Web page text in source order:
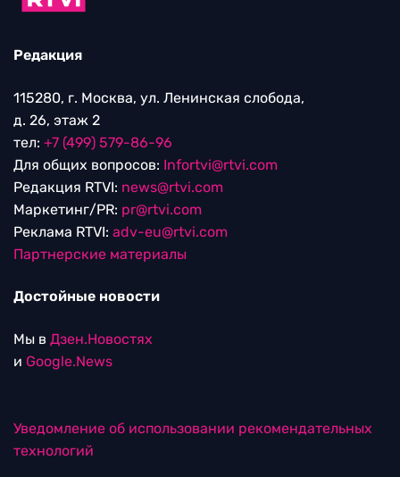
Редакция
115280, г. Москва, ул. Ленинская слобода,
д. 26, этаж 2
тел: +7 (499) 579-86-96
Для общих вопросов: Infortvi@rtvi.com
Редакция RTVI: news@rtvi.com
Маркетинг/PR: pr@rtvi.com
Реклама RTVI: adv-eu@rtvi.com
Партнерские материалы
Достойные новости
Мы в Дзен.Новостях
и Google.News
Уведомление об использовании рекомендательных
технологий